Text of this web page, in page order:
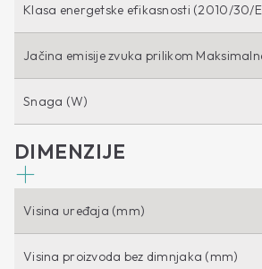
Klasa energetske efikasnosti (2010/30/
Jačina emisije zvuka prilikom
Snaga (W)
DIMENZIJE
Visina uređaja (mm)
Visina proizvoda bez dimnjaka (mm)